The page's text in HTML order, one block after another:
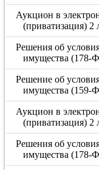
Аукцион в
(приватизация) 2
Решения об
имущества (178-
Решение об
имущества (159-
Аукцион в
(приватизация) 2
Решения об
имущества (178-